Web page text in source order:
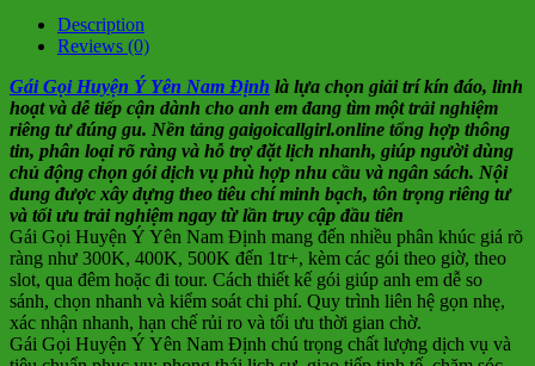
Description
Reviews (0)
Gái Gọi Huyện Ý Yên Nam Định là lựa chọn giải trí kín đáo, linh
hoạt và dễ tiếp cận dành cho anh em đang tìm một trải nghiệm
riêng tư đúng gu. Nền tảng gaigoicallgirl.online tổng hợp thông
tin, phân loại rõ ràng và hỗ trợ đặt lịch nhanh, giúp người dùng
chủ động chọn gói dịch vụ phù hợp nhu cầu và ngân sách. Nội
dung được xây dựng theo tiêu chí minh bạch, tôn trọng riêng tư
và tối ưu trải nghiệm ngay từ lần truy cập đầu tiên
Gái Gọi Huyện Ý Yên Nam Định mang đến nhiều phân khúc giá rõ
ràng như 300K, 400K, 500K đến 1tr+, kèm các gói theo giờ, theo
slot, qua đêm hoặc đi tour. Cách thiết kế gói giúp anh em dễ so
sánh, chọn nhanh và kiểm soát chi phí. Quy trình liên hệ gọn nhẹ,
xác nhận nhanh, hạn chế rủi ro và tối ưu thời gian chờ.
Gái Gọi Huyện Ý Yên Nam Định chú trọng chất lượng dịch vụ và